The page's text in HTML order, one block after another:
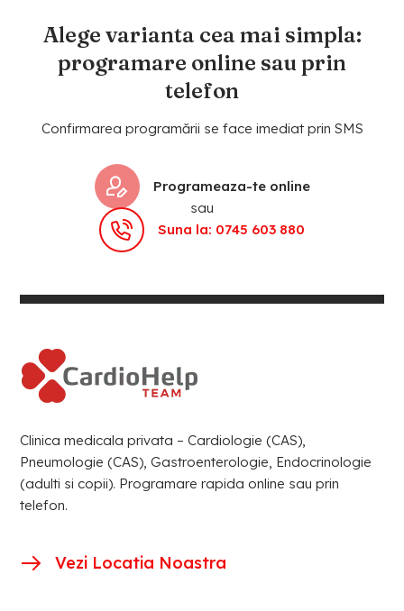
Alege varianta cea mai simpla:
programare online sau prin
telefon
Confirmarea programării se face imediat prin SMS
Programeaza-te online
sau
Suna la: 0745 603 880
Clinica medicala privata – Cardiologie (CAS),
Pneumologie (CAS), Gastroenterologie, Endocrinologie
(adulti si copii). Programare rapida online sau prin
telefon.
Vezi Locatia Noastra